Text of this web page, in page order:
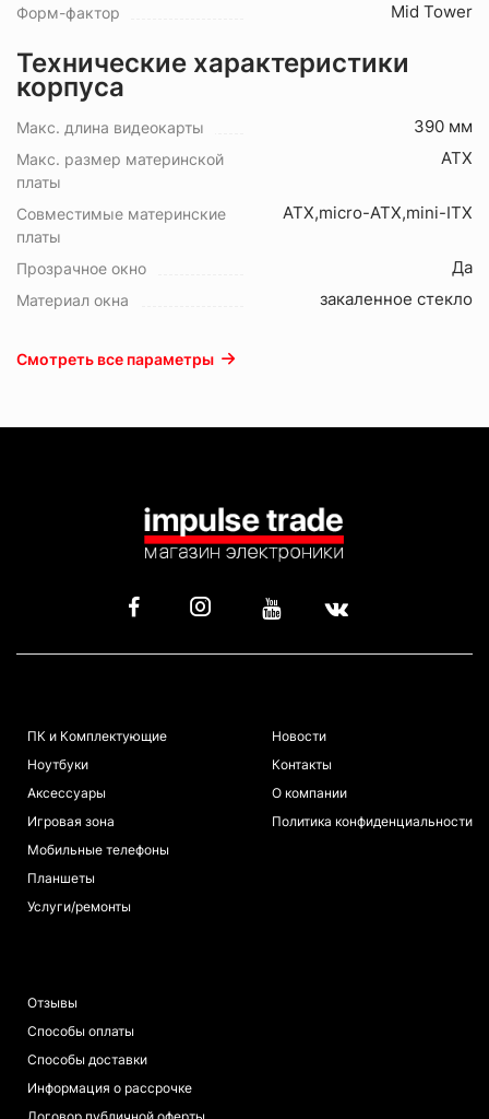
Форм-фактор Mid Tower
Технические характеристики
корпуса
Макс. длина видеокарты 390 мм
Макс. размер материнской
платы
ATX
Совместимые материнские
платы
ATX,micro-ATX,mini-ITX
Прозрачное окно Да
Материал окна закаленное стекло
Смотреть все параметры
ПК и Комплектующие
Ноутбуки
Аксессуары
Игровая зона
Мобильные телефоны
Планшеты
Услуги/ремонты
Новости
Контакты
О компании
Политика конфиденциальности
Отзывы
Способы оплаты
Способы доставки
Информация о рассрочке